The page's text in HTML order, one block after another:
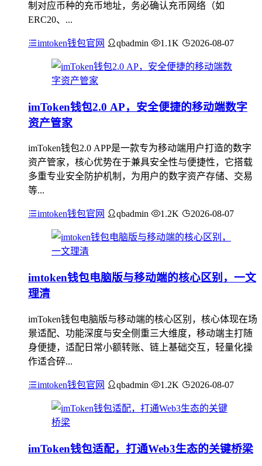
制对应币种的充币地址，务必确认充币网络（如
ERC20、...
imtoken钱包官网 qbadmin 1.1K 2026-08-07
imToken钱包2.0 AP，安全便捷的移动端数字
资产管家
imToken钱包2.0 APP是一款专为移动端用户打造的数字
资产管家，核心优势在于兼具安全性与便捷性，它搭载
多重专业安全防护机制，为用户的数字资产存储、交易
等...
imtoken钱包官网 qbadmin 1.2K 2026-08-07
imtoken钱包电脑版与移动端的核心区别，一文
理清
imToken钱包电脑版与移动端的核心区别，核心体现在场
景适配、功能深度与安全侧重三大维度，移动端主打随
身便捷，适配日常小额转账、链上基础交互，轻量化操
作适合碎...
imtoken钱包官网 qbadmin 1.2K 2026-08-07
imToken钱包适配，打通Web3生态的关键桥梁